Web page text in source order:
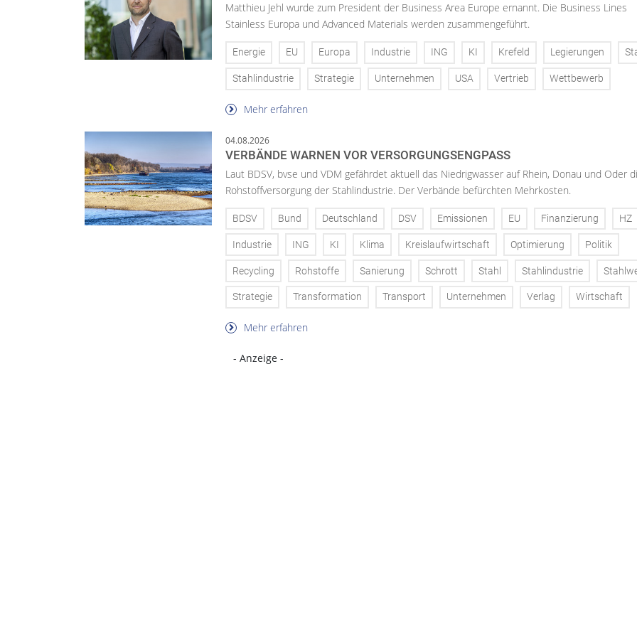
Matthieu Jehl wurde zum President der Business Area Europe ernannt. Die Business Lines
Stainless Europa und Advanced Materials werden zusammengeführt.
Energie EU Europa Industrie ING KI Krefeld Legierungen
Stahlindustrie Strategie Unternehmen USA Vertrieb Wettbewerb
Mehr erfahren
04.08.2026
VERBÄNDE WARNEN VOR VERSORGUNGSENGPASS
Laut BDSV, bvse und VDM gefährdet aktuell das Niedrigwasser auf Rhein, Donau und Oder
Rohstoffversorgung der Stahlindustrie. Der Verbände befürchten Mehrkosten.
BDSV Bund Deutschland DSV Emissionen EU Finanzierung HZ
Industrie ING KI Klima Kreislaufwirtschaft Optimierung Politik
Recycling Rohstoffe Sanierung Schrott Stahl Stahlindustrie
Strategie Transformation Transport Unternehmen Verlag Wirtschaft
Mehr erfahren
- Anzeige -